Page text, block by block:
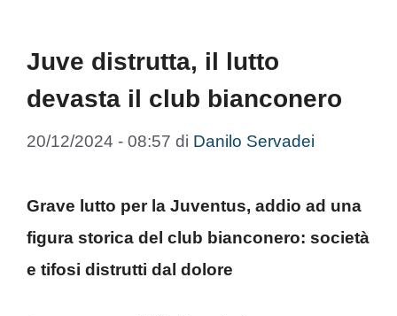
Juve distrutta, il lutto
devasta il club bianconero
20/12/2024 - 08:57 di Danilo Servadei
Grave lutto per la Juventus, addio ad una
figura storica del club bianconero: società
e tifosi distrutti dal dolore